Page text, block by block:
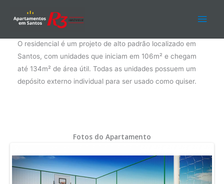
para
conteúdo
Castell Di Gonzaga
O residencial é um projeto de alto padrão localizado em
Santos, com unidades que iniciam em 106m² e chegam
até 134m² de área útil. Todas as unidades possuem um
depósito externo individual para ser usado como quiser.
Fotos do Apartamento